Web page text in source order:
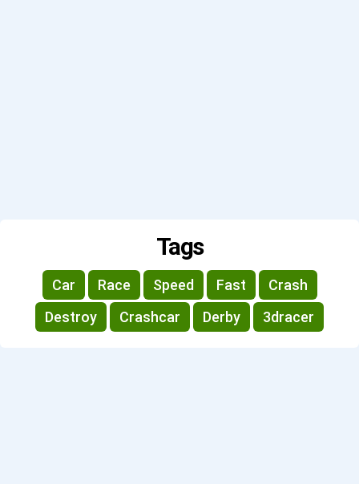
Tags
Car Race Speed Fast
Crash
Destroy
Crashcar Derby 3dracer